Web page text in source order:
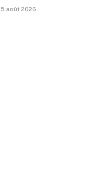
5 août 2026